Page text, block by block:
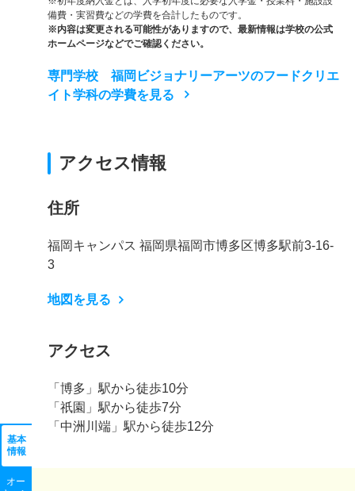
基本
情報
オー
備費・実習費などの学費を合計したものです。
※内容は変更される可能性がありますので、最新情報は学校の公式
ホームページなどでご確認ください。
専門学校 福岡ビジョナリーアーツのフードクリエ
イト学科の学費を見る
アクセス情報
住所
福岡キャンパス 福岡県福岡市博多区博多駅前3-16-
3
地図を見る
アクセス
「博多」駅から徒歩10分
「祇園」駅から徒歩7分
「中洲川端」駅から徒歩12分